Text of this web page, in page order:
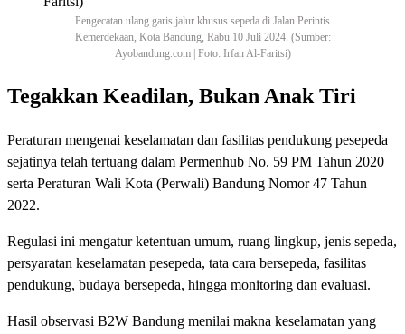
Pengecatan ulang garis jalur khusus sepeda di Jalan Perintis
Kemerdekaan, Kota Bandung, Rabu 10 Juli 2024. (Sumber:
Ayobandung.com | Foto: Irfan Al-Faritsi)
Tegakkan Keadilan, Bukan Anak Tiri
Peraturan mengenai keselamatan dan fasilitas pendukung pesepeda
sejatinya telah tertuang dalam Permenhub No. 59 PM Tahun 2020
serta Peraturan Wali Kota (Perwali) Bandung Nomor 47 Tahun
2022.
Regulasi ini mengatur ketentuan umum, ruang lingkup, jenis sepeda,
persyaratan keselamatan pesepeda, tata cara bersepeda, fasilitas
pendukung, budaya bersepeda, hingga monitoring dan evaluasi.
Hasil observasi B2W Bandung menilai makna keselamatan yang